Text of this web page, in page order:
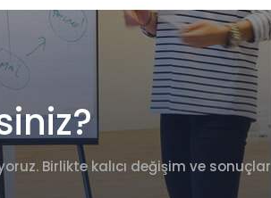
Birlikte kalıcı değişim ve sonuçlar